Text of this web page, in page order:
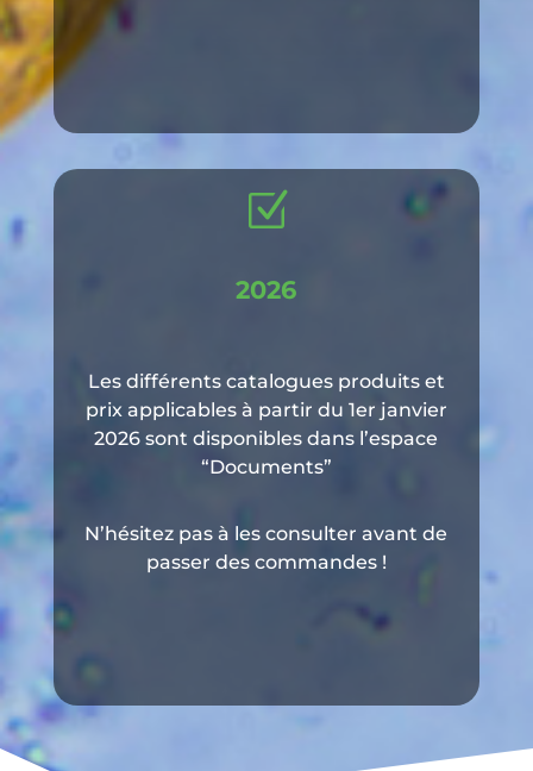
Z
2026
Les différents catalogues produits et
prix applicables à partir du 1er janvier
2026 sont disponibles dans l’espace
“Documents”
N’hésitez pas à les consulter avant de
passer des commandes !